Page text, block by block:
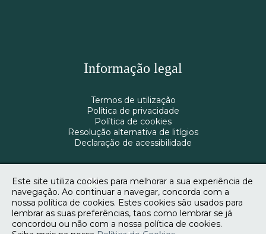
Informação legal
Termos de utilização
Política de privacidade
Política de cookies
Resolução alternativa de litígios
Declaração de acessibilidade
Este site utiliza cookies para melhorar a sua experiência de
navegação. Ao continuar a navegar, concorda com a
nossa política de cookies. Estes cookies são usados para
lembrar as suas preferências, taos como lembrar se já
concordou ou não com a nossa política de cookies.